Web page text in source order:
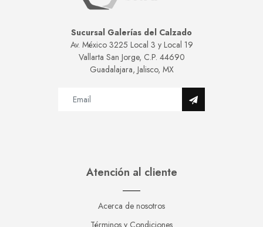
Sucursal Galerías del Calzado
Av. México 3225 Local 3 y Local 19
Vallarta San Jorge, C.P. 44690
Guadalajara, Jalisco, MX
Atención al cliente
Acerca de nosotros